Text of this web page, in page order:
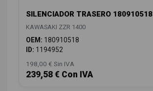
SILENCIADOR TRASERO 180910518
KAWASAKI ZZR 1400
OEM: 180910518
ID: 1194952
198,00 € Sin IVA
239,58 € Con IVA